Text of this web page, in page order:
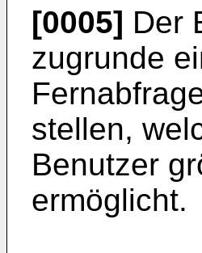
[0005] Der
zugrunde
stellen,
Benutzer
ermöglicht.